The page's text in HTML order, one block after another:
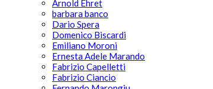
Arnold Ehret
barbara banco
Dario Spera
Domenico Biscardi
Emiliano Moroni
Ernesta Adele Marando
Fabrizio Capelletti
Fabrizio Ciancio